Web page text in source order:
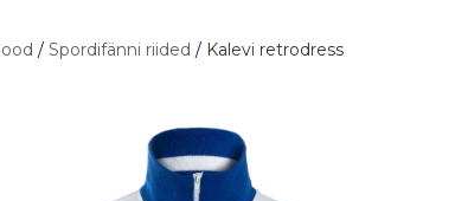
/ Spordifänni riided / Kalevi retrodress